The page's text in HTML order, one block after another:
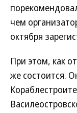
чем
октября
При этом, как
же состоится.